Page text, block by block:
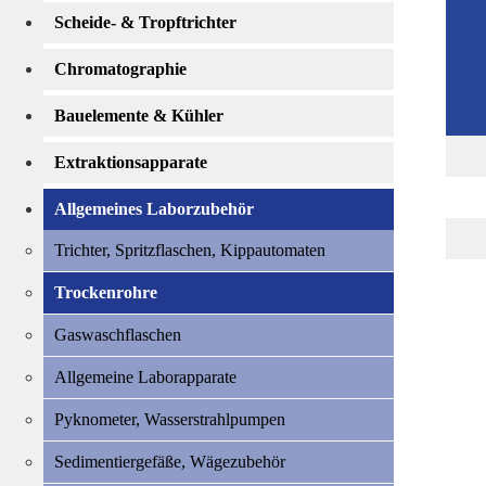
Scheide- & Tropftrichter
Chromatographie
Bauelemente & Kühler
Extraktionsapparate
Allgemeines Laborzubehör
Trichter, Spritzflaschen, Kippautomaten
Trockenrohre
Gaswaschflaschen
Allgemeine Laborapparate
Pyknometer, Wasserstrahlpumpen
Sedimentiergefäße, Wägezubehör